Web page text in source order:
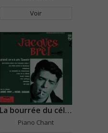
Voir
La bourrée du célibataire
Piano Chant